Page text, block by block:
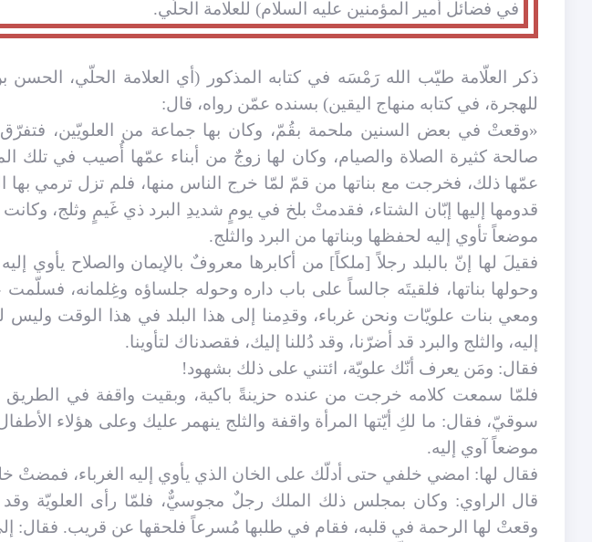
في فضائل أمير المؤمنين عليه السلام) للعلامة الحلّي.
للهجرة، في كتابه منهاج اليقين) بسنده عمّن رواه، قال:
«وقعتْ في بعض السنين ملحمة بقُمّ، وكان بها جماعة من العلويّين، فتفرّق
صالحة كثيرة الصلاة والصيام، وكان لها زوجٌ من أبناء عمّها أُصيب في تلك
عمّها ذلك، فخرجت مع بناتها من قمّ لمّا خرج الناس منها، فلم تزل ترمي بها
قدومها إليها إبّان الشتاء، فقدمتْ بلخ في يومٍ شديدِ البرد ذي غَيمٍ وثلج،
موضعاً تأوي إليه لحفظها وبناتها من البرد والثلج.
فقيلَ لها إنّ بالبلد رجلاً [ملكاً] من أكابرها معروفٌ بالإيمان والصلاح يأوي
وحولها بناتها، فلقيتَه جالساً على باب داره وحوله جلساؤه وغِلمانه، فسلّمت
ومعي بنات علويّات ونحن غرباء، وقدِمنا إلى هذا البلد في هذا الوقت وليس
إليه، والثلج والبرد قد أضرّنا، وقد دُللنا إليك، فقصدناك لتأوينا.
فقال: ومَن يعرف أنّك علويّة، ائتني على ذلك بشهود!
فلمّا سمعت كلامه خرجت من عنده حزينةً باكية، وبقيت واقفة في الطريق
سوقيّ، فقال: ما لكِ أيّتها المرأة واقفة والثلج ينهمر عليك وعلى هؤلاء
موضعاً آوي إليه.
فقال لها: امضي خلفي حتى أدلّك على الخان الذي يأوي إليه الغرباء، فمضتْ
قال الراوي: وكان بمجلس ذلك الملك رجلٌ مجوسيٌّ، فلمّا رأى العلويّة وقد
وقعتْ لها الرحمة في قلبه، فقام في طلبها مُسرعاً فلحقها عن قريب. فقال: إلى